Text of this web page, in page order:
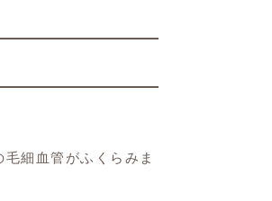
細血管がふくらみま